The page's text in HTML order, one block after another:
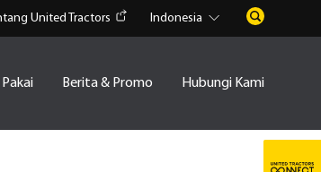
United Tractors Indonesia
Berita & Promo Hubungi Kami